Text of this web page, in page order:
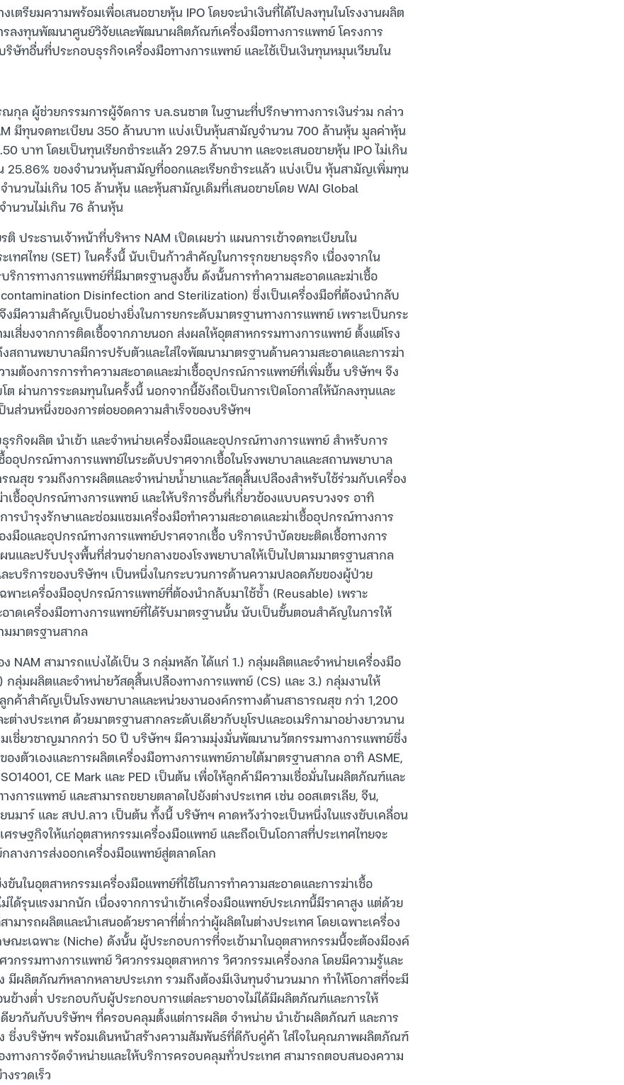
เตรียมความพร้อมเพื่อเสนอขายหุ้น IPO โดยจะนำเงินที่ได้ไปลงทุนในโรงงานผลิต
รลงทุนพัฒนาศูนย์วิจัยและพัฒนาผลิตภัณฑ์เครื่องมือทางการแพทย์ โครงการ
ษัทอื่นที่ประกอบธุรกิจเครื่องมือทางการแพทย์ และใช้เป็นเงินทุนหมุนเวียนใน
กุล ผู้ช่วยกรรมการผู้จัดการ บล.ธนชาต ในฐานะที่ปรึกษาทางการเงินร่วม กล่าว
มีทุนจดทะเบียน 350 ล้านบาท แบ่งเป็นหุ้นสามัญจำนวน 700 ล้านหุ้น มูลค่าหุ้น
บาท โดยเป็นทุนเรียกชำระแล้ว 297.5 ล้านบาท และจะเสนอขายหุ้น IPO ไม่เกิน
25.86% ของจำนวนหุ้นสามัญที่ออกและเรียกชำระแล้ว แบ่งเป็น หุ้นสามัญเพิ่มทุน
ำนวนไม่เกิน 105 ล้านหุ้น และหุ้นสามัญเดิมที่เสนอขายโดย WAI Global
นวนไม่เกิน 76 ล้านหุ้น
ติ ประธานเจ้าหน้าที่บริหาร NAM เปิดเผยว่า แผนการเข้าจดทะเบียนใน
ทศไทย (SET) ในครั้งนี้ นับเป็นก้าวสำคัญในการรุกขยายธุรกิจ เนื่องจากใน
การทางการแพทย์ที่มีมาตรฐานสูงขึ้น ดังนั้นการทำความสะอาดและฆ่าเชื้อ
Disinfection and Sterilization) ซึ่งเป็นเครื่องมือที่ต้องนำกลับ
มีความสำคัญเป็นอย่างยิ่งในการยกระดับมาตรฐานทางการแพทย์ เพราะเป็นกระ
สี่ยงจากการติดเชื้อจากภายนอก ส่งผลให้อุตสาหกรรมทางการแพทย์ ตั้งแต่โรง
ถานพยาบาลมีการปรับตัวและใส่ใจพัฒนามาตรฐานด้านความสะอาดและการฆ่า
ามต้องการการทำความสะอาดและฆ่าเชื้ออุปกรณ์การแพทย์ที่เพิ่มขึ้น บริษัทฯ จึง
ต ผ่านการระดมทุนในครั้งนี้ นอกจากนี้ยังถือเป็นการเปิดโอกาสให้นักลงทุนและ
นส่วนหนึ่งของการต่อยอดความสำเร็จของบริษัทฯ
กิจผลิต นำเข้า และจำหน่ายเครื่องมือและอุปกรณ์ทางการแพทย์ สำหรับการ
ออุปกรณ์ทางการแพทย์ในระดับปราศจากเชื้อในโรงพยาบาลและสถานพยาบาล
ณสุข รวมถึงการผลิตและจำหน่ายน้ำยาและวัสดุสิ้นเปลืองสำหรับใช้ร่วมกับเครื่อง
เชื้ออุปกรณ์ทางการแพทย์ และให้บริการอื่นที่เกี่ยวข้องแบบครบวงจร อาทิ
ารบำรุงรักษาและซ่อมแซมเครื่องมือทำความสะอาดและฆ่าเชื้ออุปกรณ์ทางการ
งมือและอุปกรณ์ทางการแพทย์ปราศจากเชื้อ บริการบำบัดขยะติดเชื้อทางการ
นและปรับปรุงพื้นที่ส่วนจ่ายกลางของโรงพยาบาลให้เป็นไปตามมาตรฐานสากล
บริการของบริษัทฯ เป็นหนึ่งในกระบวนการด้านความปลอดภัยของผู้ป่วย
พาะเครื่องมืออุปกรณ์การแพทย์ที่ต้องนำกลับมาใช้ซ้ำ (Reusable) เพราะ
าดเครื่องมือทางการแพทย์ที่ได้รับมาตรฐานนั้น นับเป็นขั้นตอนสำคัญในการให้
มาตรฐานสากล
NAM สามารถแบ่งได้เป็น 3 กลุ่มหลัก ได้แก่ 1.) กลุ่มผลิตและจำหน่ายเครื่องมือ
กลุ่มผลิตและจำหน่ายวัสดุสิ้นเปลืองทางการแพทย์ (CS) และ 3.) กลุ่มงานให้
กค้าสำคัญเป็นโรงพยาบาลและหน่วยงานองค์กรทางด้านสาธารณสุข กว่า 1,200
างประเทศ ด้วยมาตรฐานสากลระดับเดียวกับยุโรปและอเมริกามาอย่างยาวนาน
เชี่ยวชาญมากกว่า 50 ปี บริษัทฯ มีความมุ่งมั่นพัฒนานวัตกรรมทางการแพทย์ซึ่ง
ตัวเองและการผลิตเครื่องมือทางการแพทย์ภายใต้มาตรฐานสากล อาทิ ASME,
CE Mark และ PED เป็นต้น เพื่อให้ลูกค้ามีความเชื่อมั่นในผลิตภัณฑ์และ
งการแพทย์ และสามารถขยายตลาดไปยังต่างประเทศ เช่น ออสเตรเลีย, จีน,
ยนมาร์ และ สปป.ลาว เป็นต้น ทั้งนี้ บริษัทฯ คาดหวังว่าจะเป็นหนึ่งในแรงขับเคลื่อน
ศรษฐกิจให้แก่อุตสาหกรรมเครื่องมือแพทย์ และถือเป็นโอกาสที่ประเทศไทยจะ
างการส่งออกเครื่องมือแพทย์สู่ตลาดโลก
นในอุตสาหกรรมเครื่องมือแพทย์ที่ใช้ในการทำความสะอาดและการฆ่าเชื้อ
ด้รุนแรงมากนัก เนื่องจากการนำเข้าเครื่องมือแพทย์ประเภทนี้มีราคาสูง แต่ด้วย
ารถผลิตและนำเสนอด้วยราคาที่ต่ำกว่าผู้ผลิตในต่างประเทศ โดยเฉพาะเครื่อง
ะเฉพาะ (Niche) ดังนั้น ผู้ประกอบการที่จะเข้ามาในอุตสาหกรรมนี้จะต้องมีองค์
วกรรมทางการแพทย์ วิศวกรรมอุตสาหการ วิศวกรรมเครื่องกล โดยมีความรู้และ
มีผลิตภัณฑ์หลากหลายประเภท รวมถึงต้องมีเงินทุนจำนวนมาก ทำให้โอกาสที่จะมี
ข้างต่ำ ประกอบกับผู้ประกอบการแต่ละรายอาจไม่ได้มีผลิตภัณฑ์และการให้
ดียวกันกับบริษัทฯ ที่ครอบคลุมตั้งแต่การผลิต จำหน่าย นำเข้าผลิตภัณฑ์ และการ
ซึ่งบริษัทฯ พร้อมเดินหน้าสร้างความสัมพันธ์ที่ดีกับคู่ค้า ใส่ใจในคุณภาพผลิตภัณฑ์
งทางการจัดจำหน่ายและให้บริการครอบคลุมทั่วประเทศ สามารถตอบสนองความ
รวดเร็ว